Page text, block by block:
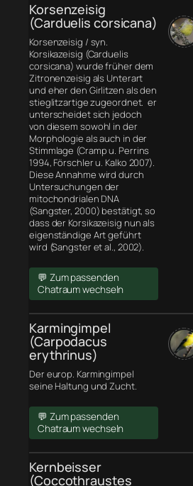
Korsenzeisig
(Carduelis corsicana)
Korsenzeisig / syn.
Korsikazeisig (Carduelis
corsicana) wurde früher dem
Zitronenzeisig als Unterart
und eher den Girlitzen als den
stieglitzartige zugeordnet. er
unterscheidet sich jedoch
von diesem sowohl in der
Morphologie als auch in der
Stimmlage (Cramp u. Perrins
1994, Förschler u. Kalko 2007).
Diese Annahme wird durch
Untersuchungen der
mitochondrialen DNA
(Sangster, 2000) bestätigt, so
dass der Korsikazeisig nun als
eigenständige Art geführt
wird (Sangster et al., 2002).
💬 Zum passenden
Chatraum wechseln
Karmingimpel
(Carpodacus
erythrinus)
Der europ. Karmingimpel
seine Haltung und Zucht.
💬 Zum passenden
Chatraum wechseln
Kernbeisser
(Coccothraustes